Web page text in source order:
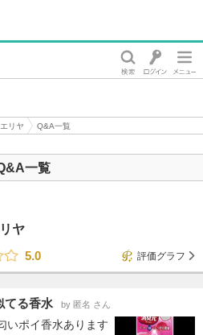
リヤ
Q&A一覧
一覧
ヤ
5.0
評価グラフ
てる香水 by 匿名 さん
いポイ香水あります